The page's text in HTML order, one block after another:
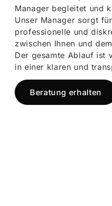
Manager begleitet und
Unser Manager sorgt
professionelle und
zwischen Ihnen und
Der gesamte Ablauf ist
in einer klaren und
Beratung erhalten